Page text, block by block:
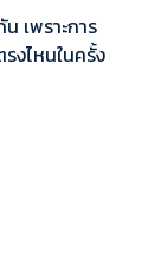
เพราะการ
งไหนในครั้ง